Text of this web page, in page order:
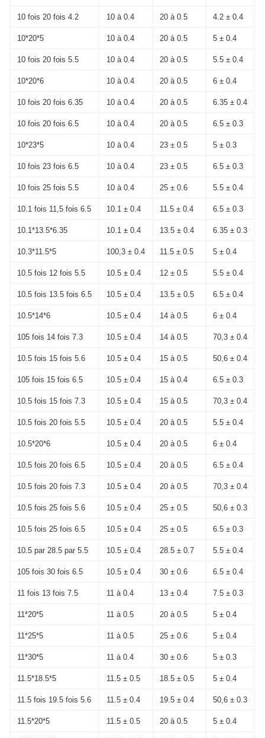
10 fois 20 fois 4.2 10 à 0.4 20 à 0.5 4.2 ± 0.4
10*20*5 10 à 0.4 20 à 0.5 5 ± 0.4
10 fois 20 fois 5.5 10 à 0.4 20 à 0.5 5.5 ± 0.4
10*20*6 10 à 0.4 20 à 0.5 6 ± 0.4
10 fois 20 fois 6.35 10 à 0.4 20 à 0.5 6.35 ± 0.4
10 fois 20 fois 6.5 10 à 0.4 20 à 0.5 6.5 ± 0.3
10*23*5 10 à 0.4 23 ± 0.5 5 ± 0.3
10 fois 23 fois 6.5 10 à 0.4 23 ± 0.5 6.5 ± 0.3
10 fois 25 fois 5.5 10 à 0.4 25 ± 0.6 5.5 ± 0.4
10.1 fois 11,5 fois 6.5 10.1 ± 0.4 11.5 ± 0.4 6.5 ± 0.3
10.1*13.5*6.35 10.1 ± 0.4 13.5 ± 0.4 6.35 ± 0.3
10.3*11.5*5 100,3 ± 0.4 11.5 ± 0.5 5 ± 0.4
10.5 fois 12 fois 5.5 10.5 ± 0.4 12 ± 0.5 5.5 ± 0.4
10.5 fois 13.5 fois 6.5 10.5 ± 0.4 13.5 ± 0.5 6.5 ± 0.4
10.5*14*6 10.5 ± 0.4 14 à 0.5 6 ± 0.4
105 fois 14 fois 7.3 10.5 ± 0.4 14 à 0.5 70,3 ± 0.4
10.5 fois 15 fois 5.6 10.5 ± 0.4 15 à 0.5 50,6 ± 0.4
105 fois 15 fois 6.5 10.5 ± 0.4 15 à 0.4 6.5 ± 0.3
10.5 fois 15 fois 7.3 10.5 ± 0.4 15 à 0.5 70,3 ± 0.4
10.5 fois 20 fois 5.5 10.5 ± 0.4 20 à 0.5 5.5 ± 0.4
10.5*20*6 10.5 ± 0.4 20 à 0.5 6 ± 0.4
10.5 fois 20 fois 6.5 10.5 ± 0.4 20 à 0.5 6.5 ± 0.4
10.5 fois 20 fois 7.3 10.5 ± 0.4 20 à 0.5 70,3 ± 0.4
10.5 fois 25 fois 5.6 10.5 ± 0.4 25 ± 0.5 50,6 ± 0.3
10.5 fois 25 fois 6.5 10.5 ± 0.4 25 ± 0.5 6.5 ± 0.3
10.5 par 28.5 par 5.5 10.5 ± 0.4 28.5 ± 0.7 5.5 ± 0.4
105 fois 30 fois 6.5 10.5 ± 0.4 30 ± 0.6 6.5 ± 0.4
11 fois 13 fois 7.5 11 à 0.4 13 ± 0.4 7.5 ± 0.3
11*20*5 11 à 0.5 20 à 0.5 5 ± 0.4
11*25*5 11 à 0.5 25 ± 0.6 5 ± 0.4
11*30*5 11 à 0.4 30 ± 0.6 5 ± 0.3
11.5*18.5*5 11.5 ± 0.5 18.5 ± 0.5 5 ± 0.4
11.5 fois 19.5 fois 5.6 11.5 ± 0.4 19.5 ± 0.4 50,6 ± 0.3
11.5*20*5 11.5 ± 0.5 20 à 0.5 5 ± 0.4